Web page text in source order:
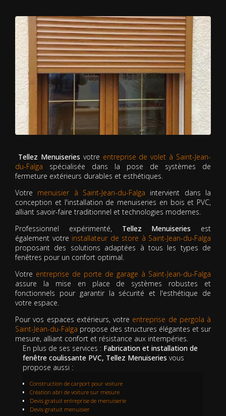
Tellez Menuiseries votre entreprise de volet à Saint-Jean-
du-Falga spécialisée dans la pose de systèmes de
fermeture extérieurs durables et esthétiques.
Votre menuisier à Saint-Jean-du-Falga intervient dans la
conception et l'installation de menuiseries en bois et PVC,
alliant savoir-faire traditionnel et technologies modernes.
Professionnel expérimenté, Tellez Menuiseries est
également votre installateur de store à Saint-Jean-du-Falga
proposant des solutions adaptées à tous les types de
fenêtres pour un confort optimal.
Votre entreprise de porte de garage à Saint-Jean-du-Falga
assure la mise en place de systèmes robustes et
fonctionnels pour garantir la sécurité et l'esthétique de
votre espace.
Pour vos espaces extérieurs, votre entreprise de pergola à
Saint-Jean-du-Falga propose des structures élégantes et sur
mesure, alliant confort et résistance aux intempéries.
En plus de ses services : Fabrication et installation de
fenêtre coulissante PVC, Tellez Menuiseries vous
propose aussi :
Construction de carport pour voiture
Création abri de voiture sur mesure
Devis gratuit entreprise de menuiserie
Devis gratuit menuisier